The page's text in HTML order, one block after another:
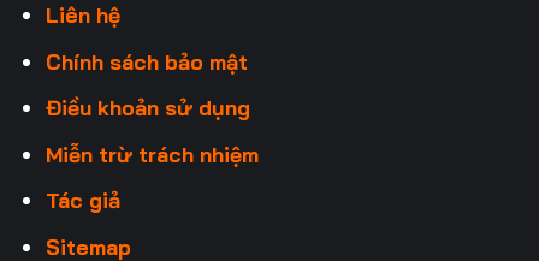
Liên hệ
Chính sách bảo mật
Điều khoản sử dụng
Miễn trừ trách nhiệm
Tác giả
Sitemap